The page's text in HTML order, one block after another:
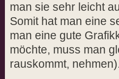
man sie sehr leicht
Somit hat man eine
man eine gute
möchte, muss man
rauskommt,